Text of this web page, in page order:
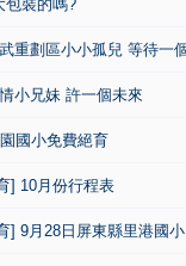
包裝的嗎?
重劃區小小孤兒 等待一
小兄妹 許一個未來
國小免費絕育
] 10月份行程表
] 9月28日屏東縣里港國小